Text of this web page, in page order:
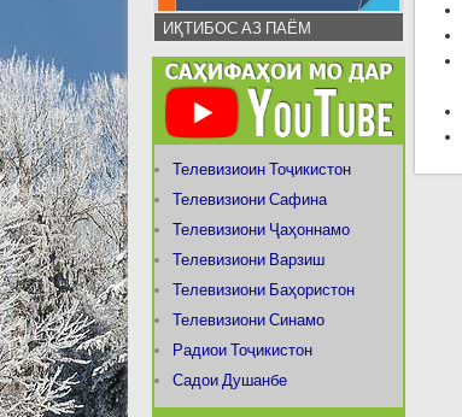
ИҚТИБОС АЗ ПАЁМ
Телевизиоин Тоҷикистон
Телевизиони Сафина
Телевизиони Ҷаҳоннамо
Телевизиони Варзиш
Телевизиони Баҳористон
Телевизиони Синамо
Радиои Тоҷикистон
Садои Душанбе